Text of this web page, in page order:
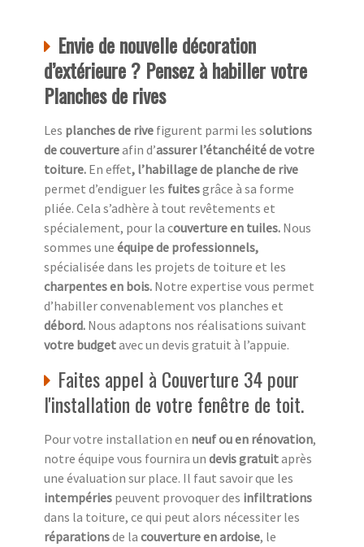
Envie de nouvelle décoration
d’extérieure ? Pensez à habiller votre
Planches de rives
Les planches de rive figurent parmi les solutions
de couvertureafin d’assurer l’étanchéité de votre
toiture. En effet, l’habillage de planche de rive
permet d’endiguer les fuitesgrâce à sa forme
pliée. Cela s’adhère à tout revêtements et
spécialement, pour la couverture en tuiles. Nous
sommes une équipe de professionnels,
spécialisée dans les projets de toiture et les
charpentes en bois. Notre expertise vous permet
d’habiller convenablement vos planches et
débord. Nous adaptons nos réalisations suivant
votre budgetavec un devis gratuit à l’appuie.
Faites appel à Couverture 34 pour
l'installation de votre fenêtre de toit.
Pour votre installation en neuf ou en rénovation,
notre équipe vous fournira un devis gratuitaprès
une évaluation sur place. Il faut savoir que les
intempéries peuvent provoquer des infiltrations
dans la toiture, ce qui peut alors nécessiter les
réparationsde la couverture en ardoise, le